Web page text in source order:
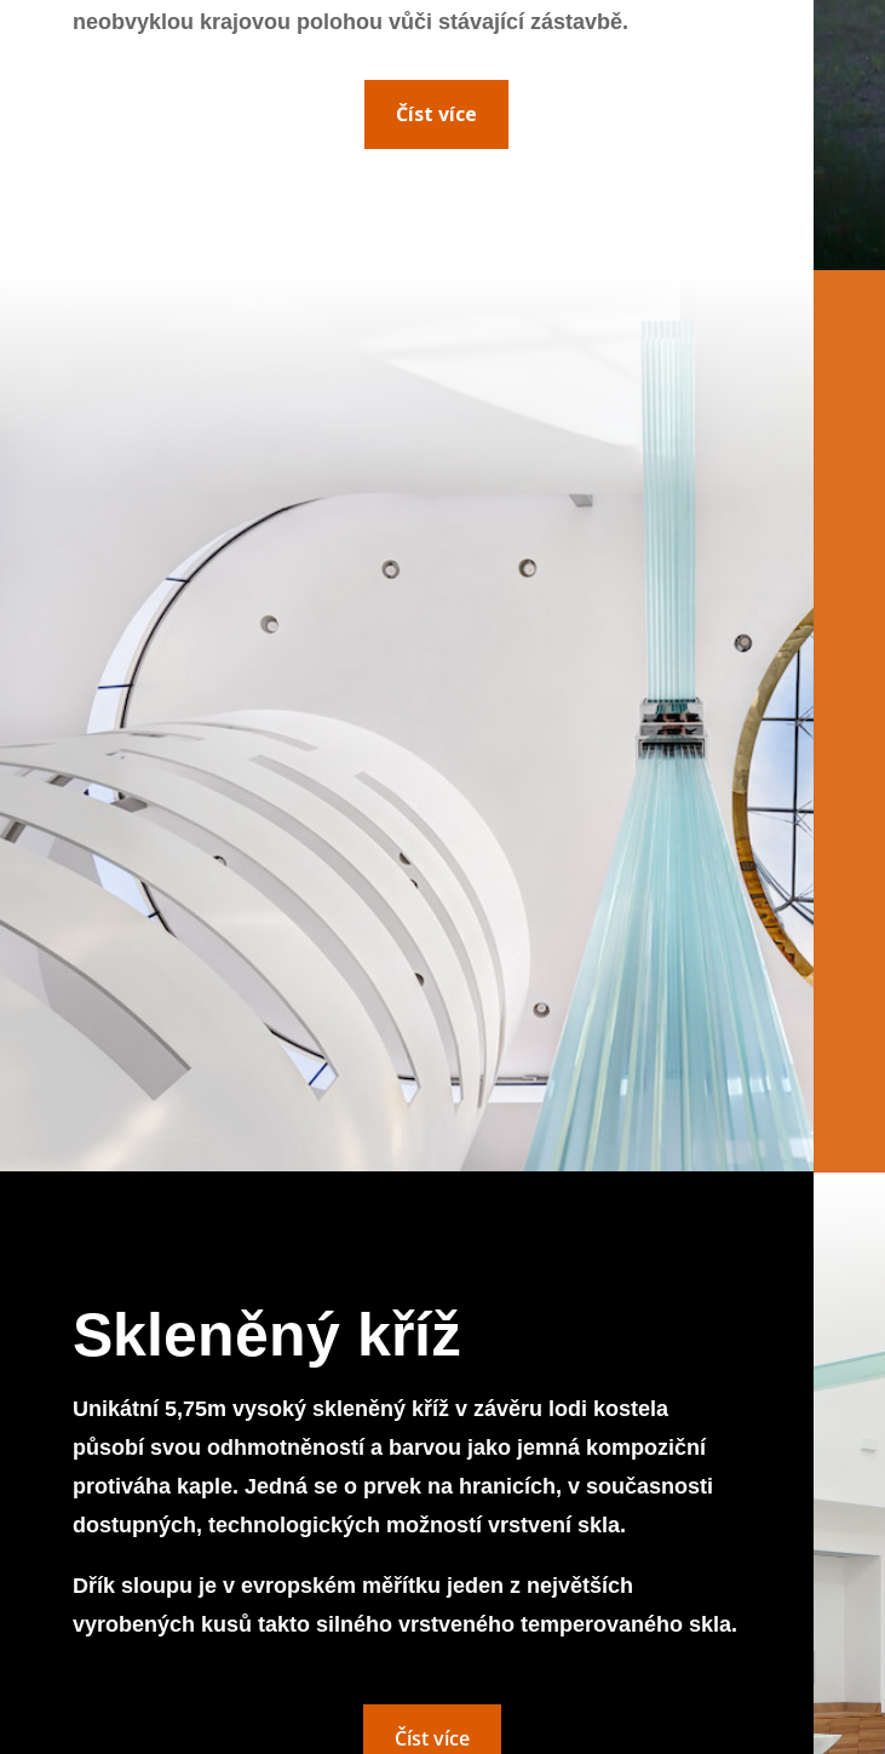
neobvyklou krajovou polohou vůči stávající zástavbě.
Číst více
Skleněný kříž
Unikátní 5,75m vysoký skleněný kříž v závěru lodi kostela
působí svou odhmotněností a barvou jako jemná kompoziční
protiváha kaple. Jedná se o prvek na hranicích, v současnosti
dostupných, technologických možností vrstvení skla.
Dřík sloupu je v evropském měřítku jeden z největších
vyrobených kusů takto silného vrstveného temperovaného skla.
Číst více